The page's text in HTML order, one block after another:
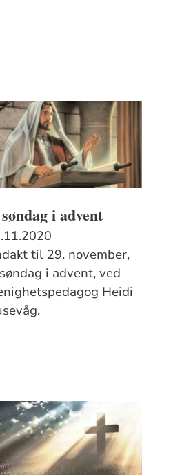
i advent
til 29. november,
i advent, ved
Heidi